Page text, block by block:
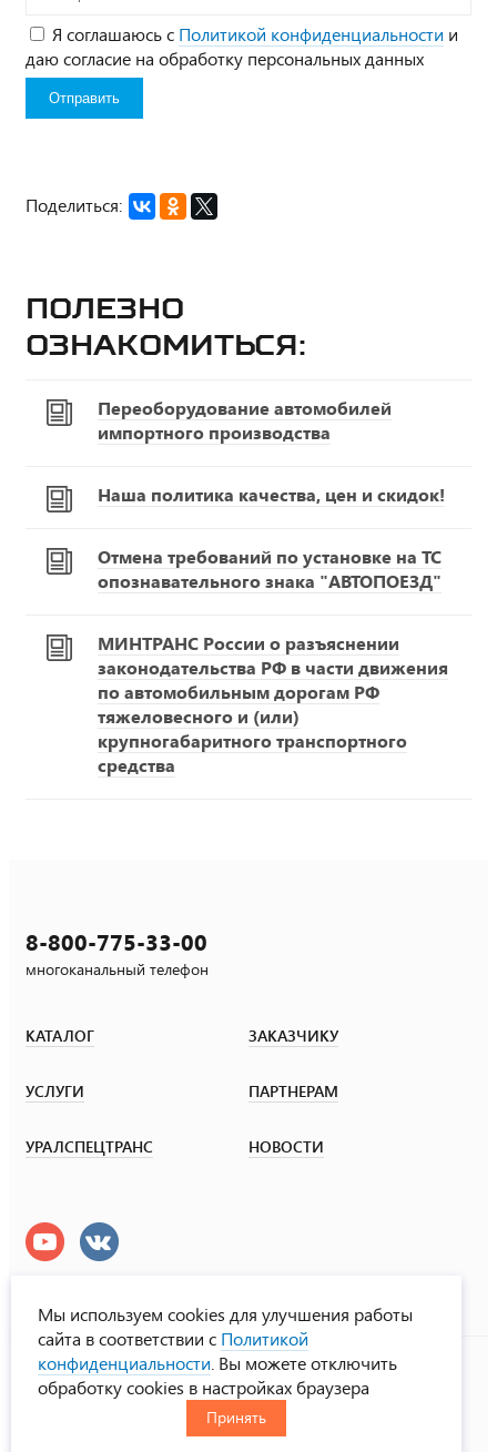
Я соглашаюсь с Политикой конфиденциальности и
даю согласие на обработку персональных данных
Поделиться:
Полезно
ознакомиться:
Переоборудование автомобилей
импортного производства
Наша политика качества, цен и скидок!
Отмена требований по установке на ТС
опознавательного знака "АВТОПОЕЗД"
МИНТРАНС России о разъяснении
законодательства РФ в части движения
по автомобильным дорогам РФ
тяжеловесного и (или)
крупногабаритного транспортного
средства
8-800-775-33-00
многоканальный телефон
КАТАЛОГ ЗАКАЗЧИКУ
УСЛУГИ ПАРТНЕРАМ
УРАЛСПЕЦТРАНС НОВОСТИ
УралСпецТранс
© ООО «Урал СТ», 2000-2026
Политика конфиденциальности
CHN
Мы используем cookies для улучшения работы
сайта в соответствии с Политикой
конфиденциальности . Вы можете отключить
обработку cookies в настройках браузера
Принять